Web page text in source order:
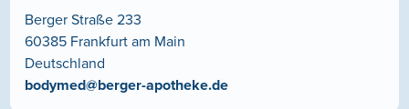
Berger Straße 233
60385 Frankfurt am Main
Deutschland
bodymed@berger-apotheke.de